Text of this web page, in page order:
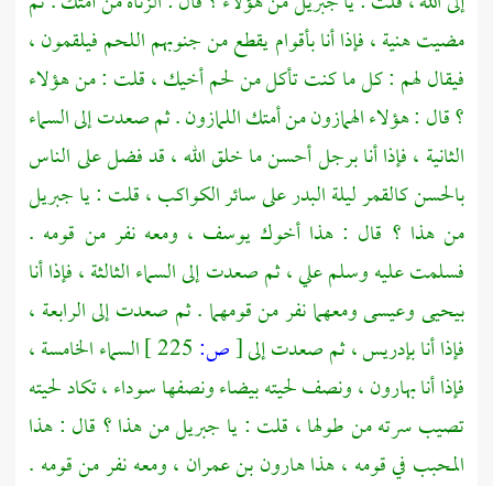
مضيت هنية ، فإذا أنا بأقوام يقطع من جنوبهم اللحم فيلقمون ،
فيقال لهم : كل ما كنت تأكل من لحم أخيك ، قلت : من هؤلاء
؟ قال : هؤلاء الهمازون من أمتك اللمازون . ثم صعدت إلى السماء
الثانية ، فإذا أنا برجل أحسن ما خلق الله ، قد فضل على الناس
بالحسن كالقمر ليلة البدر على سائر الكواكب ، قلت : ياجبريل
من هذا ؟ قال : هذا أخوكيوسف ، ومعه نفر من قومه .
فسلمت عليه وسلم علي ، ثم صعدت إلى السماء الثالثة ، فإذا أنا
بيحيىوعيسىومعهما نفر من قومهما . ثم صعدت إلى الرابعة ،
فإذا أنابإدريس ،ثم صعدت إلى[ص:
السماء الخامسة ،
فإذا أنابهارون ،ونصف لحيته بيضاء ونصفها سوداء ، تكاد لحيته
تصيب سرته من طولها ، قلت : يا جبريلمن هذا ؟ قال : هذا
المحبب في قومه ، هذاهارون بن عمران ،ومعه نفر من قومه .